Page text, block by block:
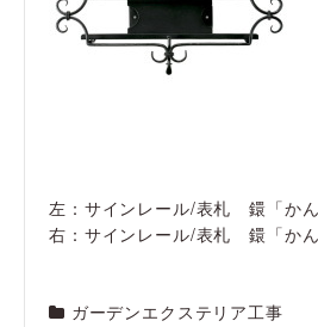
左：サインレール/表札 鐶「か
右：サインレール/表札 鐶「か
ガーデンエクステリア工事